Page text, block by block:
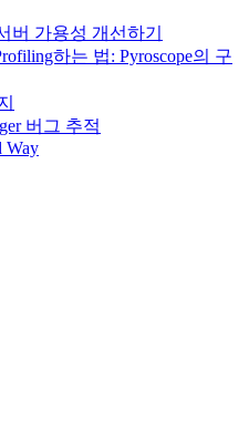
버 가용성 개선하기
하는 법: Pyroscope의 구
버그 추적
Way